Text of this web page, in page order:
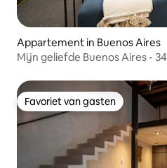
Appartement in Buenos Aires
Mijn geliefde Buenos Aires - 34
Favoriet van gasten
Favoriet van gasten